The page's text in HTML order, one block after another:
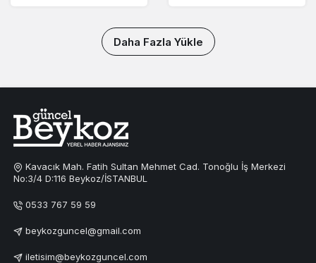
Daha Fazla Yükle
Kavacık Mah. Fatih Sultan Mehmet Cad. Tonoğlu İş Merkezi
No:3/4 D:116 Beykoz/İSTANBUL
0533 767 59 59
beykozguncel@gmail.com
iletisim@beykozguncel.com